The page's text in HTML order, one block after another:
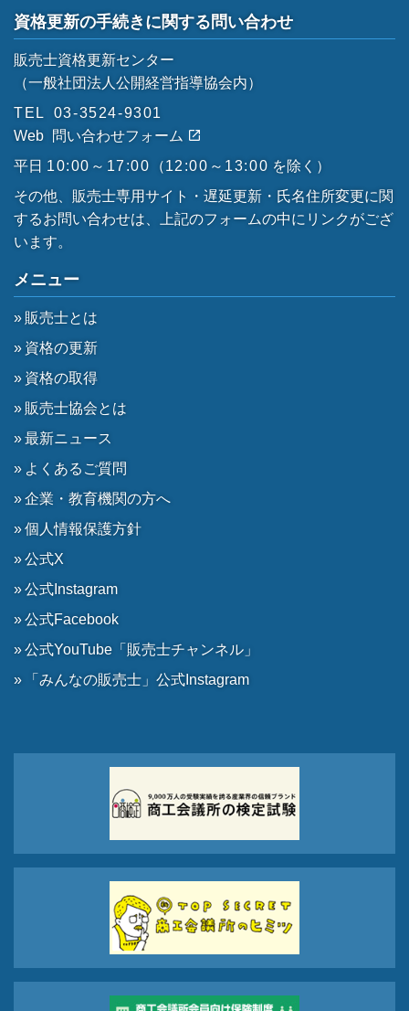
資格更新の手続きに関する問い合わせ
販売士資格更新センター
（一般社団法人公開経営指導協会内）
TEL
03-3524-9301
Web
問い合わせフォーム
平日 10:00～17:00 （12:00～13:00 を除く）
その他、販売士専用サイト・遅延更新・氏名住所変更に関
するお問い合わせは、上記のフォームの中にリンクがござ
います。
メニュー
販売士とは
資格の更新
資格の取得
販売士協会とは
最新ニュース
よくあるご質問
企業・教育機関の方へ
個人情報保護方針
公式X
公式Instagram
公式Facebook
公式YouTube「販売士チャンネル」
「みんなの販売士」公式Instagram